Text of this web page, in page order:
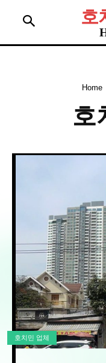
호
Home
호
호치민 업체